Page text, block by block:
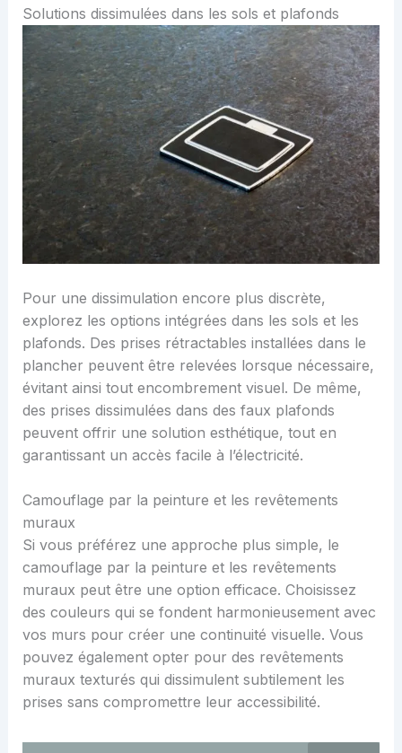
Solutions dissimulées dans les sols et plafonds
Pour une dissimulation encore plus discrète,
explorez les options intégrées dans les sols et les
plafonds. Des prises rétractables installées dans le
plancher peuvent être relevées lorsque nécessaire,
évitant ainsi tout encombrement visuel. De même,
des prises dissimulées dans des faux plafonds
peuvent offrir une solution esthétique, tout en
garantissant un accès facile à l’électricité.
Camouflage par la peinture et les revêtements
muraux
Si vous préférez une approche plus simple, le
camouflage par la peinture et les revêtements
muraux peut être une option efficace. Choisissez
des couleurs qui se fondent harmonieusement avec
vos murs pour créer une continuité visuelle. Vous
pouvez également opter pour des revêtements
muraux texturés qui dissimulent subtilement les
prises sans compromettre leur accessibilité.